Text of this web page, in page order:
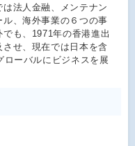
法人金融、メンテナン
、海外事業の６つの事
も、1971年の香港進出
せ、現在では日本を含
ーバルにビジネスを展